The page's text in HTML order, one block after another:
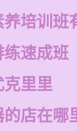
培训班
速成班
克里里
店在哪